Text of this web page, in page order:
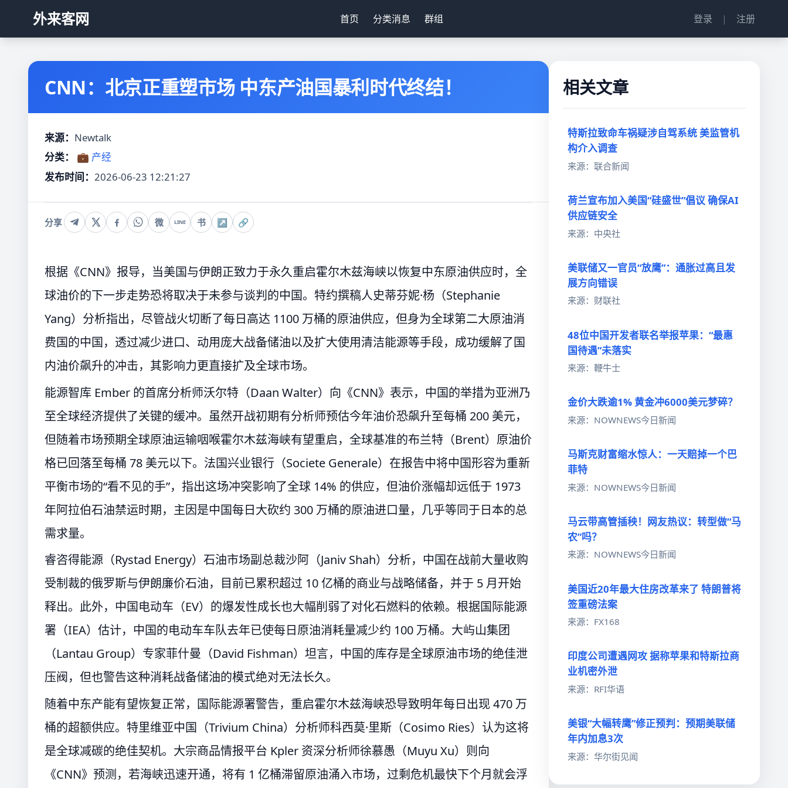
外来客网 首页 分类消息 群组 登录 | 注册
CNN：北京正重塑市场 中东产油国暴利时代终结！
来源： Newtalk
分类：
💼 产经
发布时间： 2026-06-23 12:21:27
分享 微 LINE 书 ↗ 🔗
根据《CNN》报导，当美国与伊朗正致力于永久重启霍尔木兹海峡以恢复中东原油供应时，全
球油价的下一步走势恐将取决于未参与谈判的中国。特约撰稿人史蒂芬妮·杨（Stephanie
Yang）分析指出，尽管战火切断了每日高达 1100 万桶的原油供应，但身为全球第二大原油消
费国的中国，透过减少进口、动用庞大战备储油以及扩大使用清洁能源等手段，成功缓解了国
内油价飙升的冲击，其影响力更直接扩及全球市场。
能源智库 Ember 的首席分析师沃尔特（Daan Walter）向《CNN》表示，中国的举措为亚洲乃
至全球经济提供了关键的缓冲。虽然开战初期有分析师预估今年油价恐飙升至每桶 200 美元，
但随着市场预期全球原油运输咽喉霍尔木兹海峡有望重启，全球基准的布兰特（Brent）原油价
格已回落至每桶 78 美元以下。法国兴业银行（Societe Generale）在报告中将中国形容为重新
平衡市场的“看不见的手”，指出这场冲突影响了全球 14% 的供应，但油价涨幅却远低于 1973
年阿拉伯石油禁运时期，主因是中国每日大砍约 300 万桶的原油进口量，几乎等同于日本的总
需求量。
睿咨得能源（Rystad Energy）石油市场副总裁沙阿（Janiv Shah）分析，中国在战前大量收购
受制裁的俄罗斯与伊朗廉价石油，目前已累积超过 10 亿桶的商业与战略储备，并于 5 月开始
释出。此外，中国电动车（EV）的爆发性成长也大幅削弱了对化石燃料的依赖。根据国际能源
署（IEA）估计，中国的电动车车队去年已使每日原油消耗量减少约 100 万桶。大屿山集团
（Lantau Group）专家菲什曼（David Fishman）坦言，中国的库存是全球原油市场的绝佳泄
压阀，但也警告这种消耗战备储油的模式绝对无法长久。
随着中东产能有望恢复正常，国际能源署警告，重启霍尔木兹海峡恐导致明年每日出现 470 万
桶的超额供应。特里维亚中国（Trivium China）分析师科西莫·里斯（Cosimo Ries）认为这将
是全球减碳的绝佳契机。大宗商品情报平台 Kpler 资深分析师徐慕愚（Muyu Xu）则向
《CNN》预测，若海峡迅速开通，将有 1 亿桶滞留原油涌入市场，过剩危机最快下个月就会浮
相关文章
特斯拉致命车祸疑涉自驾系统 美监管机
构介入调查
来源：联合新闻
荷兰宣布加入美国“硅盛世”倡议 确保AI
供应链安全
来源：中央社
美联储又一官员“放鹰”：通胀过高且发
展方向错误
来源：财联社
48位中国开发者联名举报苹果：“最惠
国待遇”未落实
来源：鞭牛士
金价大跌逾1% 黄金冲6000美元梦碎？
来源：NOWNEWS今日新闻
马斯克财富缩水惊人：一天赔掉一个巴
菲特
来源：NOWNEWS今日新闻
马云带高管插秧！网友热议：转型做“马
农”吗？
来源：NOWNEWS今日新闻
美国近20年最大住房改革来了 特朗普将
签重磅法案
来源：FX168
印度公司遭遇网攻 据称苹果和特斯拉商
业机密外泄
来源：RFI华语
美银“大幅转鹰”修正预判：预期美联储
年内加息3次
来源：华尔街见闻